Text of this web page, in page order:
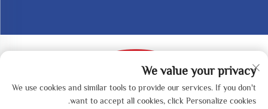
حقوق النشر © 2025 بواسطة SHENZHEN REDY-MED
TECHNOLOGY CO.,LTD -
سياسة الخصوصية
We value your privacy
We use cookies and similar tools to provide our services. If you don't
want to accept all cookies, click Personalize cookies.